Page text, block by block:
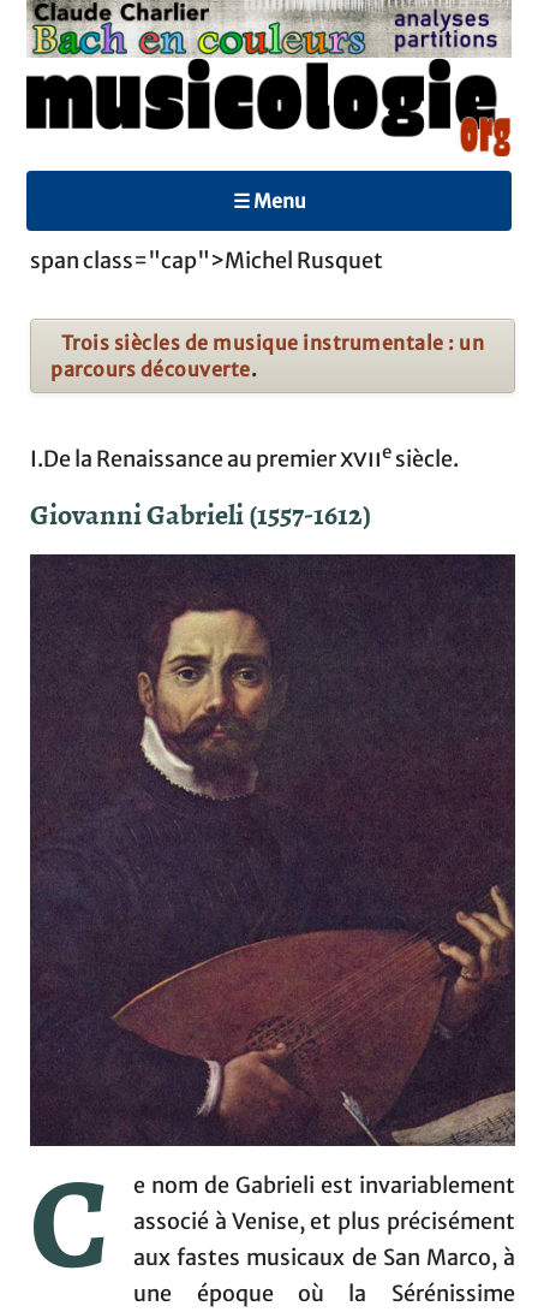
☰ Menu
span class="cap">Michel Rusquet
Trois siècles de musique instrumentale : un
parcours découverte.
I.De la Renaissance au premierxviie siècle.
Giovanni Gabrieli (1557-1612)
C
e nom de Gabrieli est invariablement
associé à Venise, et plus précisément
aux fastes musicaux de San Marco, à
une époque où la Sérénissime